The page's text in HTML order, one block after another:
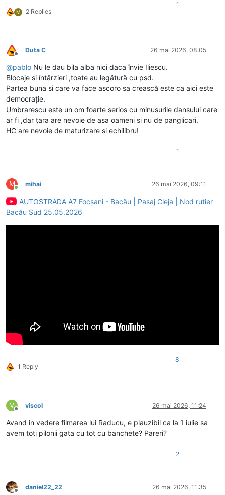
M 2 Replies
1
Deconectat
Duta C 26 mai 2026, 08:05
@pablo Nu le dau bila alba nici daca învie Iliescu.
Blocaje si întârzieri ,toate au legătură cu psd.
Partea buna si care va face ascoro sa crească este ca aici este
democrație.
Umbrarescu este un om foarte serios cu minusurile dansului care
ar fi ,dar țara are nevoie de asa oameni si nu de panglicari.
HC are nevoie de maturizare si echilibru!
1
M
Conectat
mihai 26 mai 2026, 09:11
AUTOSTRADA A7 Focșani - Bacău | Pasaj Cleja | Nod rutier
Bacău Sud 25.05.2026
1 Reply
8
V
Deconectat
viscol 26 mai 2026, 11:24
Avand in vedere filmarea lui Raducu, e plauzibil ca la 1 iulie sa
avem toti pilonii gata cu tot cu banchete? Pareri?
2
daniel22_22 26 mai 2026, 11:35